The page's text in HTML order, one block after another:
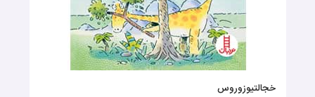
آثار مختلفی را عرضه کرده‌است.
خجالتیوزوروس